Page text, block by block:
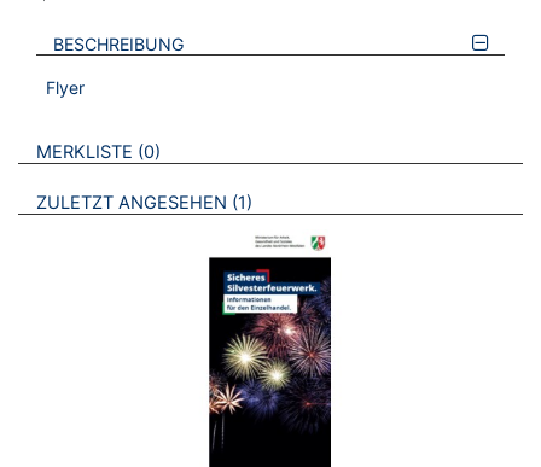
BESCHREIBUNG
Flyer
VERWEISE AUF VERMERKTE- ODER ZULETZT ANGESEHENE
MERKLISTE 0 BROSCHÜREN
ZULETZT ANGESEHEN 1 BROSCHÜREN